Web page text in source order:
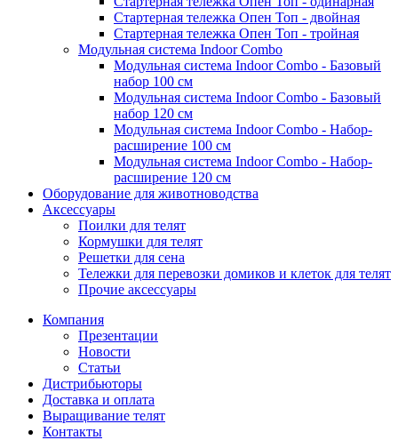
Стартерная тележка Опен Топ - двойная
Стартерная тележка Опен Топ - тройная
Модульная система Indoor Combo
Модульная система Indoor Combo - Базовый
набор 100 см
Модульная система Indoor Combo - Базовый
набор 120 см
Модульная система Indoor Combo - Набор-
расширение 100 см
Модульная система Indoor Combo - Набор-
расширение 120 см
Оборудование для животноводства
Аксессуары
Поилки для телят
Кормушки для телят
Решетки для сена
Тележки для перевозки домиков и клеток для телят
Прочие аксессуары
Компания
Презентации
Новости
Статьи
Дистрибьюторы
Доставка и оплата
Выращивание телят
Контакты